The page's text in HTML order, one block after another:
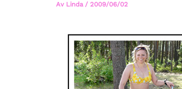
Av Linda / 2009/06/02